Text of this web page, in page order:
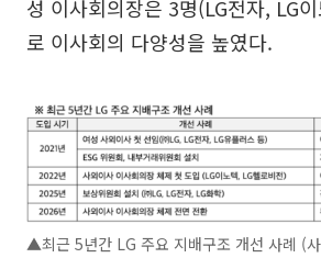
성 이사회의장은 3명(LG전자, LG
로 이사회의 다양성을 높였다.
▲최근 5년간 LG 주요 지배구조 개선 사례 (